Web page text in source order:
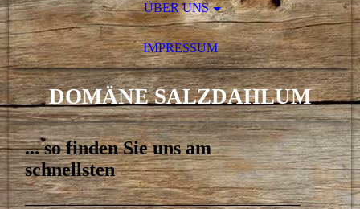
ÜBER UNS
IMPRESSUM
DOMÄNE SALZDAHLUM
... so finden Sie uns am
schnellsten